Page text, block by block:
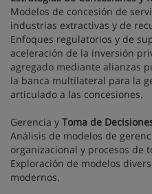
Modelos de concesión de
industrias extractivas y de
Enfoques regulatorios y de
aceleración de la inversión
agregado mediante alianzas
la banca multilateral para la
articulado a las concesiones.
Gerencia y Toma de
Análisis de modelos de
organizacional y procesos de
Exploración de modelos
modernos.